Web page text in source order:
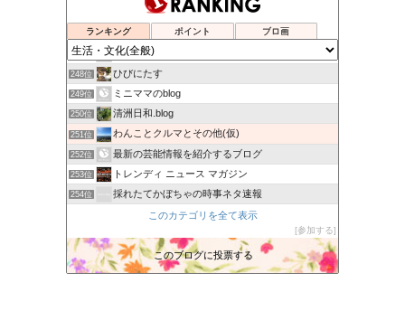
ランキング ポイント ブロ画
skog BLOG
246位 ミックス犬「くるみ」の 雑学ブログ
247位 Spicy Museums
248位 ひびにたす
249位 ミニママのblog
250位 清洲日和.blog
251位 わんことクルマとその他(仮)
252位 最新の芸能情報を紹介するブログ
253位 トレンディ ニュース マガジン
254位 採れたてかぼちゃの時事ネタ速報
養育費未払いの解決方法
257位 Piyo Studio ぴよスタジオ
258位 よいよい行進曲
このカテゴリを全て表示
参加する
このブログに投票する